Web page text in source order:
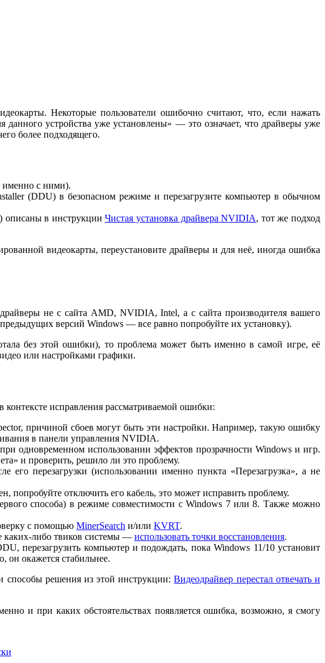
Некоторые пользователи ошибочно считают, что, если нажать
устройства уже установлены» — это означает, что драйверы уже
более подходящего.
именно с ними).
(DDU) в безопасном режиме и перезагрузите компьютер в обычном
описаны в инструкцииЧистая установка драйвера NVIDIA, тот же подход
видеокарты, переустановите драйверы и для неё, иногда ошибка
не с сайта AMD, NVIDIA, Intel, а с сайта производителя вашего
версий Windows — все равно попробуйте их установку).
без этой ошибки), то проблема может быть именно в самой игре, её
или настройками графики.
исправления рассматриваемой ошибки:
причиной сбоев могут быть эти настройки. Например, такую ошибку
в панели управления NVIDIA.
одновременном использовании эффектов прозрачности Windows и игр.
и проверить, решило ли это проблему.
перезагрузки (использовании именно пункта «Перезагрузка», а не
отключить его кабель, это может исправить проблему.
способа) в режиме совместимости с Windows 7 или 8. Также можно
с помощью MinerSearch и/или KVRT.
каких-либо твиков системы — использовать точки восстановления.
перезагрузить компьютер и подождать, пока Windows 11/10 установит
он окажется стабильнее.
способы решения из этой инструкции:Видеодрайвер перестал отвечать и
и при каких обстоятельствах появляется ошибка, возможно, я смогу